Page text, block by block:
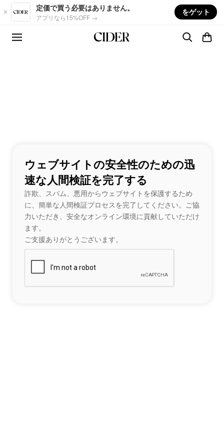
Skip to main content
定価で買う必要はありません。
アプリなら15%OFF →
をゲット
ウェブサイトの安全性のための迅
速な人間検証を完了する
詐欺、スパム、悪用からウェブサイトを保護するため
に、簡単な人間検証プロセスを完了してください。ご協
力いただき、安全なオンライン環境に貢献していただけ
ます。
ご支援ありがとうございます。